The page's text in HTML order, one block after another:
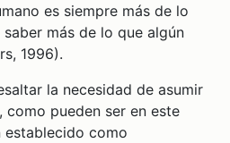
es siempre más de lo
más de lo que algún
1996).
la necesidad de asumir
pueden ser en este
establecido como